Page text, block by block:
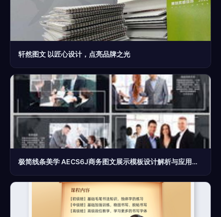
轩然图文 以匠心设计，点亮品牌之光
极简线条美学 AECS6J商务图文展示模板设计解析与应用指南